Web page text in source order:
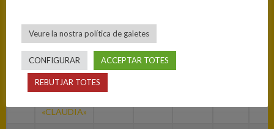
«BERTA»
11
Maider
Garcia
«MAIDER»
2 0
«CLAUDIA»
Veure la nostra política de galetes
CONFIGURAR ACCEPTAR TOTES
REBUTJAR TOTES